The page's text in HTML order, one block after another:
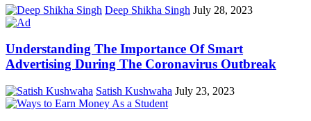
Deep Shikha Singh July 28, 2023
Understanding The Importance Of Smart
Advertising During The Coronavirus Outbreak
Satish Kushwaha July 23, 2023